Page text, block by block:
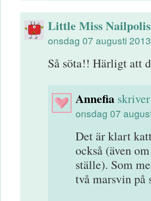
Little Miss
onsdag 07 augusti
Så söta!! Härligt att
Annefia
onsdag 07
Det är klart
också (även
ställe). Som
två marsvin på